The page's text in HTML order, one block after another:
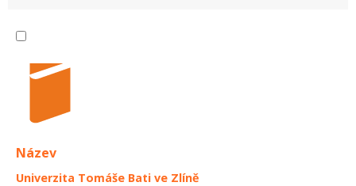
Název
Univerzita Tomáše Bati ve Zlíně